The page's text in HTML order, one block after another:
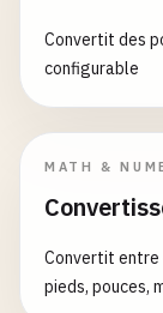
Convertit des
configurable
MATH &
Convertit entre
pieds, pouces,